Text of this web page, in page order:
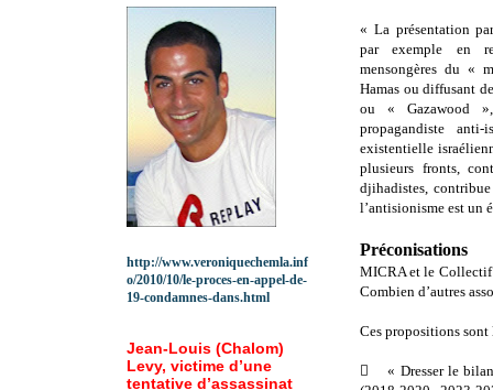
« La présentation
par exemple en
mensongères du «
Hamas ou diffusant
ou « Gazawood
propagandiste
existentielle
plusieurs fronts,
djihadistes,
l’antisionisme est un
Préconisations
MICRA et le Collectif
Combien d’autres
Ces propositions sont

« Dresser le
http://www.veroniquechemla.inf
o/2010/10/le-proces-en-appel-de-
19-condamnes-dans.html
Jean-Louis (Chalom)
Levy, victime d’une
tentative d’assassinat